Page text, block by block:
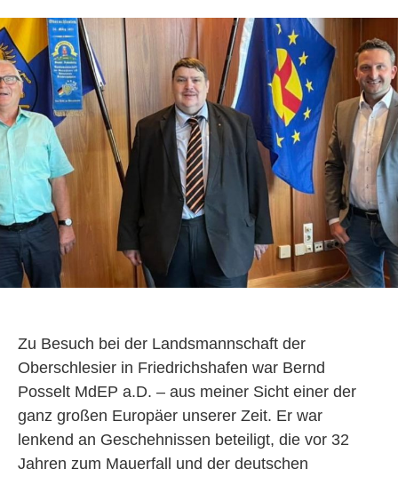
Zu Besuch bei der Landsmannschaft der
Oberschlesier in Friedrichshafen war Bernd
Posselt MdEP a.D. – aus meiner Sicht einer der
ganz großen Europäer unserer Zeit. Er war
lenkend an Geschehnissen beteiligt, die vor 32
Jahren zum Mauerfall und der deutschen